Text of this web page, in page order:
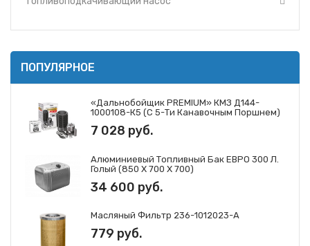
ПОПУЛЯРНОЕ
«Дальнобойщик PREMIUM» КМЗ Д144-
1000108-К5 (с 5-Ти Канавочным Поршнем)
7 028 руб.
Алюминиевый Топливный Бак ЕВРО 300 Л.
Голый (850 Х 700 Х 700)
34 600 руб.
Масляный Фильтр 236-1012023-А
779 руб.